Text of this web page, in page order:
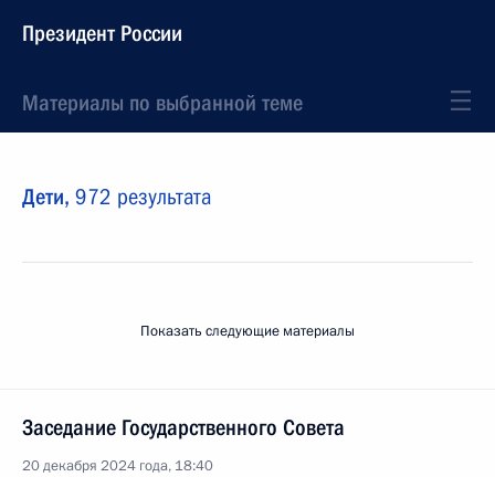
Президент России
Материалы по выбранной теме
Дети, 972 результата
Показать следующие материалы
Заседание Государственного Совета
20 декабря 2024 года, 18:40